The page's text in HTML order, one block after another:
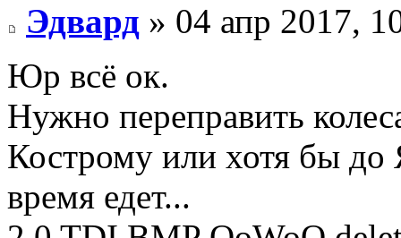
Эдвард » 04 апр 2017,
Юр всё ок.
Нужно переправить
Кострому или хотя бы
время едет...